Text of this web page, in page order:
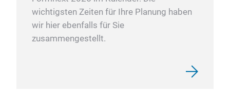
wichtigsten Zeiten für Ihre Planung haben
wir hier ebenfalls für Sie
zusammengestellt.